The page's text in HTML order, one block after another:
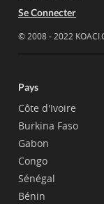
Se Connecter
© 2008 - 2022
Pays
Côte d'Ivoire
Burkina Faso
Gabon
Congo
Sénégal
Bénin